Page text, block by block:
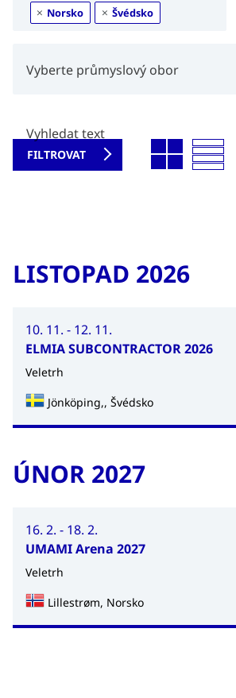
× Norsko × Švédsko
Vyberte průmyslový obor
Vyhledat text
LISTOPAD 2026
10. 11. - 12. 11.
ELMIA SUBCONTRACTOR 2026
Veletrh
Jönköping,, Švédsko
ÚNOR 2027
16. 2. - 18. 2.
UMAMI Arena 2027
Veletrh
Lillestrøm, Norsko